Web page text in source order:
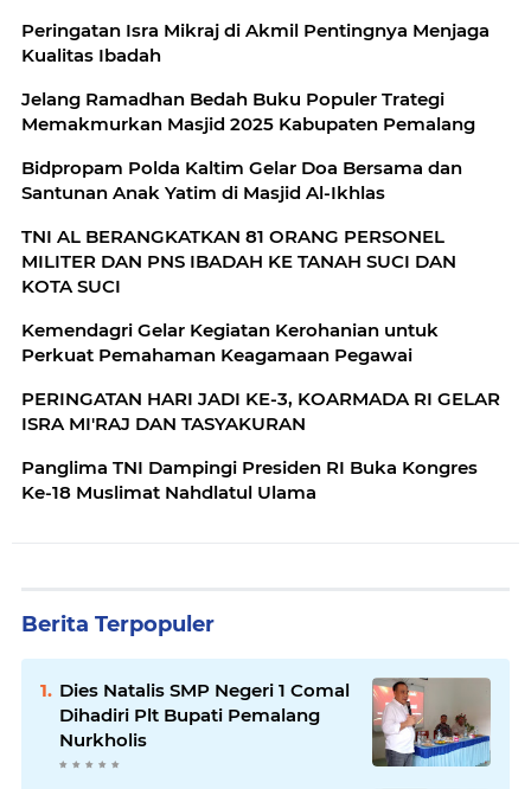
Peringatan Isra Mikraj di Akmil Pentingnya Menjaga
Kualitas Ibadah
Jelang Ramadhan Bedah Buku Populer Trategi
Memakmurkan Masjid 2025 Kabupaten Pemalang
Bidpropam Polda Kaltim Gelar Doa Bersama dan
Santunan Anak Yatim di Masjid Al-Ikhlas
TNI AL BERANGKATKAN 81 ORANG PERSONEL
MILITER DAN PNS IBADAH KE TANAH SUCI DAN
KOTA SUCI
Kemendagri Gelar Kegiatan Kerohanian untuk
Perkuat Pemahaman Keagamaan Pegawai
PERINGATAN HARI JADI KE-3, KOARMADA RI GELAR
ISRA MI'RAJ DAN TASYAKURAN
Panglima TNI Dampingi Presiden RI Buka Kongres
Ke-18 Muslimat Nahdlatul Ulama
Berita Terpopuler
Dies Natalis SMP Negeri 1 Comal
Dihadiri Plt Bupati Pemalang
Nurkholis